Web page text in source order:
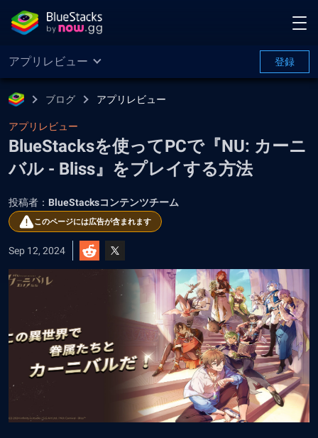
アプリレビュー 登録
ブログ アプリレビュー
アプリレビュー
BlueStacksを使ってPCで『NU: カーニ
バル - Bliss』をプレイする方法
投稿者： BlueStacksコンテンツチーム
このページには広告が含まれます
Sep 12, 2024